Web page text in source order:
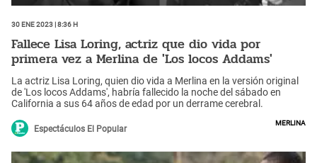
30 Ene 2023 | 8:36 h
Fallece Lisa Loring, actriz que dio vida por
primera vez a Merlina de 'Los locos Addams'
La actriz Lisa Loring, quien dio vida a Merlina en la versión original
de 'Los locos Addams', habría fallecido la noche del sábado en
California a sus 64 años de edad por un derrame cerebral.
Espectáculos El Popular
Merlina